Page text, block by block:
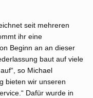
seit mehreren
ihr eine
Beginn an an dieser
baut auf viele
so Michael
bieten wir unseren
Dafür wurde in